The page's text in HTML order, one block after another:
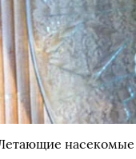
насекомые